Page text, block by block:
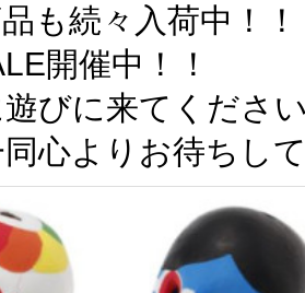
も続々入荷中！！
開催中！！
びに来てくださ
心よりお待ちし